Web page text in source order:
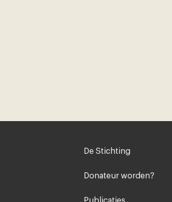
Voet
De Stichting
Donateur worden?